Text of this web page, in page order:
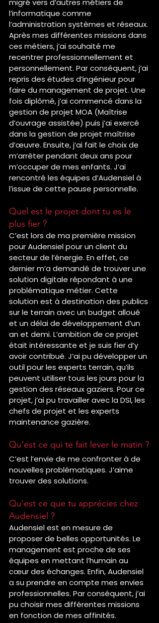
l’informatique comme
l’administration systèmes et réseaux.
Après mes différentes missions dans
ces métiers, j’ai souhaité me
recentrer professionnellement et
personnellement. Par conséquent, j’ai
repris des études d’ingénieur pour
faire du management de projet. Une
fois diplômé, j’ai commencé dans la
gestion de projet MOA (Maîtrise
d’ouvrage assistée) puis j’ai exercé
dans la gestion de projet maîtrise
d’œuvre. Ensuite, j’ai fait le choix de
m’arrêter pendant deux ans pour
m’occuper de mes enfants. J’ai
rencontré les équipes d’Audensiel à
l’issue de cette pause personnelle.
Quel est le projet dont tu es le
plus fier ?
C’est lors de ma première mission
pour Audensiel pour un client du
secteur de l’énergie. En effet, ce
dernier m’a demandé de trouver une
solution digitale répondant à une
problématique métier. Cette
solution est à destination des publics
sur le terrain avec un budget alloué
et un délai de développement d’un
an et demi. L’ambition de ce projet
était intéressante et je suis fier d’y
avoir contribué. J’ai pu développer un
outil pour les experts terrain, qu’ils
peuvent utiliser tous les jours pour la
gestion des réseaux gaziers. Pour ce
projet, j’ai pu travailler avec la DSI, les
chefs de projet et les experts
maintenance gazière.
Qu’est ce qui te fait lever le matin ?
C’est l’envie de me confronter à de
nouvelles problématiques. J’aime
trouver des solutions.
Qu’est ce que tu apprécies chez
Audensiel ?
Audensiel est en mesure de
proposer de belles opportunités. Le
management est proche de ses
équipes en mettant l’humain au
cœur des échanges. Enfin, Audensiel
a su prendre en compte mes envies
professionnelles. Par conséquent, j’ai
pu choisir mes différentes missions
en fonction de mes affinités.